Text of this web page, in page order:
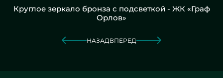
Круглое зеркало бронза с подсветкой - ЖК «Граф
Орлов»
НАЗАД ВПЕРЕД